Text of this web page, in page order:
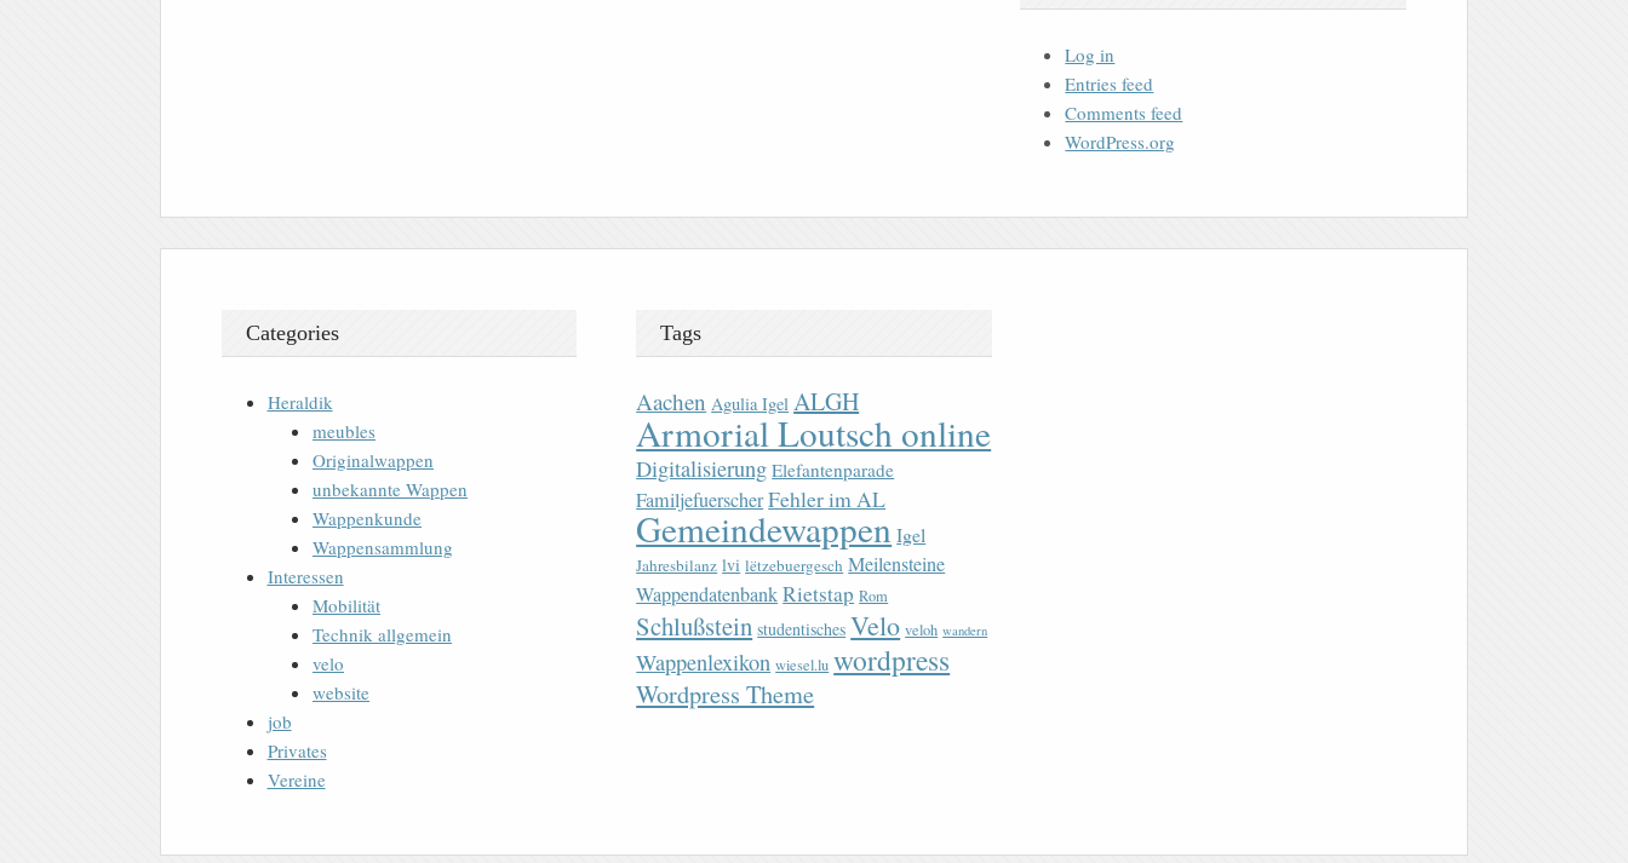
Log in
Entries feed
Comments feed
WordPress.org
Categories
Heraldik
meubles
Originalwappen
unbekannte Wappen
Wappenkunde
Wappensammlung
Interessen
Mobilität
Technik allgemein
velo
website
job
Privates
Vereine
Tags
Aachen Agulia Igel ALGH
Armorial Loutsch online
Digitalisierung Elefantenparade
FamiljefuerscherFehler im AL
Gemeindewappen Igel
Jahresbilanz lvi lëtzebuergesch Meilensteine
WappendatenbankRietstap Rom
Schlußstein studentisches Velo veloh wandern
Wappenlexikon wiesel.lu wordpress
Wordpress Theme